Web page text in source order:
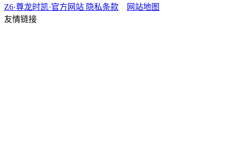
Z6·尊龙时凯·官方网站 隐私条款
网站地图
友情链接